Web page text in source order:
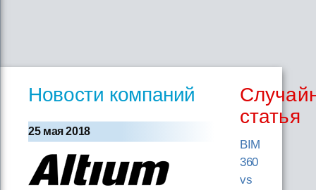
Новости компаний
25 мая 2018
статья
BIM
360
vs